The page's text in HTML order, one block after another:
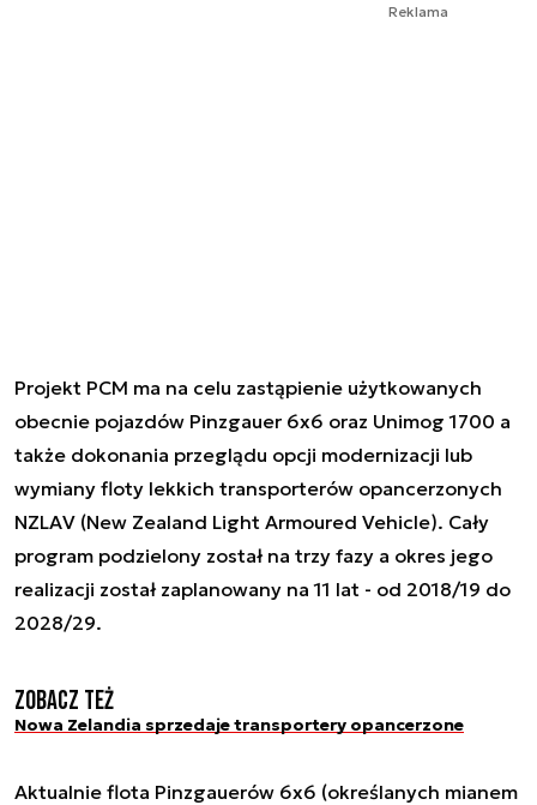
Reklama
Projekt PCM ma na celu zastąpienie użytkowanych
obecnie pojazdów Pinzgauer 6x6 oraz Unimog 1700 a
także dokonania przeglądu opcji modernizacji lub
wymiany floty lekkich transporterów opancerzonych
NZLAV (New Zealand Light Armoured Vehicle). Cały
program podzielony został na trzy fazy a okres jego
realizacji został zaplanowany na 11 lat - od 2018/19 do
2028/29.
Zobacz też
Nowa Zelandia sprzedaje transportery opancerzone
Aktualnie flota Pinzgauerów 6x6 (określanych mianem